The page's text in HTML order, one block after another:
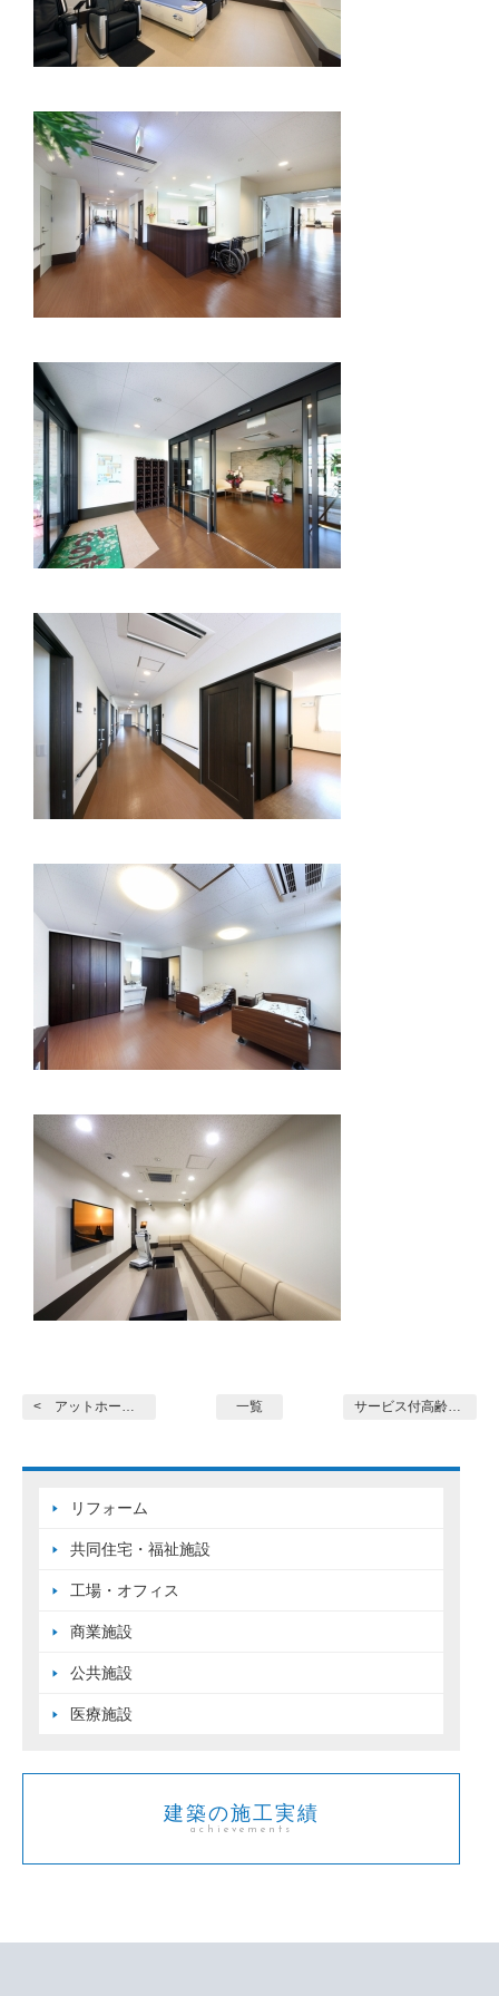
サービス付高齢者向け住宅... >
< アットホーム平田町 一覧
リフォーム
共同住宅・福祉施設
工場・オフィス
商業施設
公共施設
医療施設
建築の施工実績
achievements